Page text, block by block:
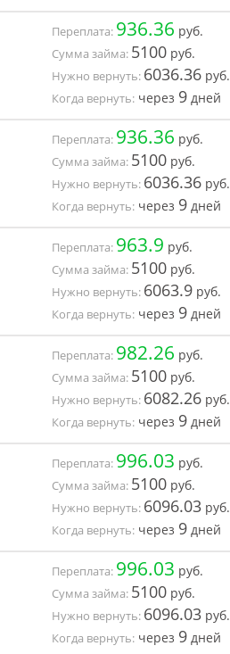
Переплата: 936.36 руб.
Сумма займа: 5100 руб.
Нужно вернуть: 6036.36 руб.
Когда вернуть: через 9 дней
Переплата: 936.36 руб.
Сумма займа: 5100 руб.
Нужно вернуть: 6036.36 руб.
Когда вернуть: через 9 дней
Переплата: 963.9 руб.
Сумма займа: 5100 руб.
Нужно вернуть: 6063.9 руб.
Когда вернуть: через 9 дней
Переплата: 982.26 руб.
Сумма займа: 5100 руб.
Нужно вернуть: 6082.26 руб.
Когда вернуть: через 9 дней
Переплата: 996.03 руб.
Сумма займа: 5100 руб.
Нужно вернуть: 6096.03 руб.
Когда вернуть: через 9 дней
Переплата: 996.03 руб.
Сумма займа: 5100 руб.
Нужно вернуть: 6096.03 руб.
Когда вернуть: через 9 дней